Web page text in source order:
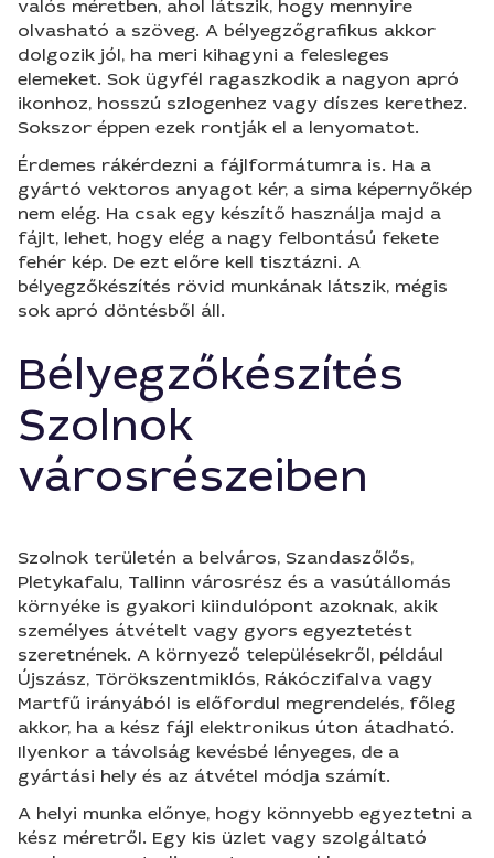
valós méretben, ahol látszik, hogy mennyire
olvasható a szöveg. A bélyegzőgrafikus akkor
dolgozik jól, ha meri kihagyni a felesleges
elemeket. Sok ügyfél ragaszkodik a nagyon apró
ikonhoz, hosszú szlogenhez vagy díszes kerethez.
Sokszor éppen ezek rontják el a lenyomatot.
Érdemes rákérdezni a fájlformátumra is. Ha a
gyártó vektoros anyagot kér, a sima képernyőkép
nem elég. Ha csak egy készítő használja majd a
fájlt, lehet, hogy elég a nagy felbontású fekete
fehér kép. De ezt előre kell tisztázni. A
bélyegzőkészítés rövid munkának látszik, mégis
sok apró döntésből áll.
Bélyegzőkészítés
Szolnok
városrészeiben
Szolnok területén a belváros, Szandaszőlős,
Pletykafalu, Tallinn városrész és a vasútállomás
környéke is gyakori kiindulópont azoknak, akik
személyes átvételt vagy gyors egyeztetést
szeretnének. A környező településekről, például
Újszász, Törökszentmiklós, Rákóczifalva vagy
Martfű irányából is előfordul megrendelés, főleg
akkor, ha a kész fájl elektronikus úton átadható.
Ilyenkor a távolság kevésbé lényeges, de a
gyártási hely és az átvétel módja számít.
A helyi munka előnye, hogy könnyebb egyeztetni a
kész méretről. Egy kis üzlet vagy szolgáltató